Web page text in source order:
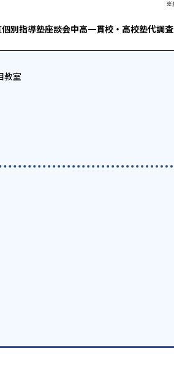
個別指導塾座談会中高一貫校・高校塾代調査
教室